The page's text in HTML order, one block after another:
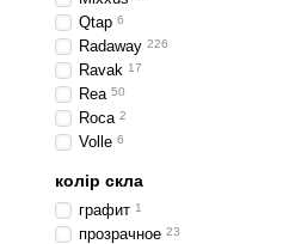
Qtap 6
Radaway 226
Ravak 17
Rea 50
Roca 2
Volle 6
колір скла
графит 1
прозрачное 23